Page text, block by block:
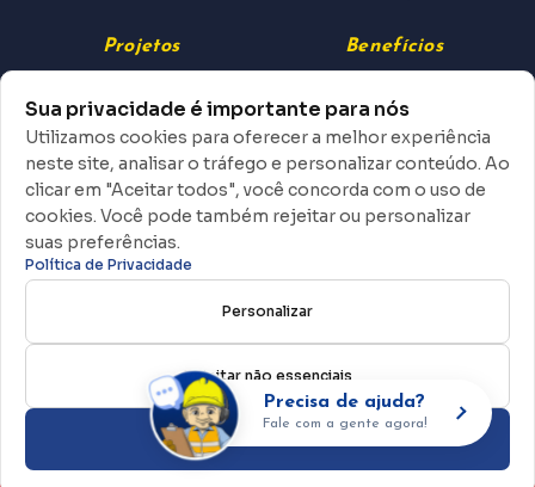
Projetos
Padaria na Obra
Doença da Mente
Boa Visão
Benefícios
Colônia de Férias
Banco de Talentos
INSS
Seguro Desemprego
R. Conde de Sarzedas, 286 — Centro
(11) 3388-4800
Sintracon-SP
Sua privacidade é importante para nós
Utilizamos cookies para oferecer a melhor experiência
neste site, analisar o tráfego e personalizar conteúdo. Ao
clicar em "Aceitar todos", você concorda com o uso de
cookies. Você pode também rejeitar ou personalizar
suas preferências.
Política de Privacidade
Personalizar
Rejeitar não essenciais
Aceitar todos
Precisa de
Fale com a gente